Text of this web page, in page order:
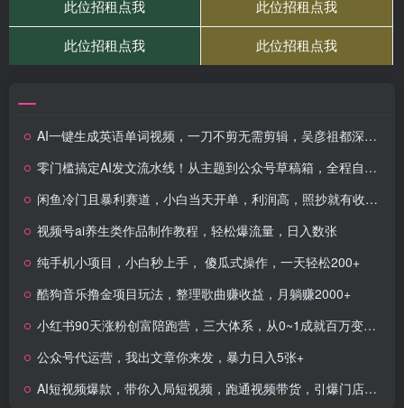
AI一键生成英语单词视频，一刀不剪无需剪辑，吴彦祖都深耕英语赛道了！无需英语基础，全程AI帮你搞定
零门槛搞定AI发文流水线！从主题到公众号草稿箱，全程自动化（详细步骤）
闲鱼冷门且暴利赛道，小白当天开单，利润高，照抄就有收益，日入1k+
视频号ai养生类作品制作教程，轻松爆流量，日入数张
纯手机小项目，小白秒上手， 傻瓜式操作，一天轻松200+
酷狗音乐撸金项目玩法，整理歌曲赚收益，月躺赚2000+
小红书90天涨粉创富陪跑营，​三大体系，从0~1成就百万变现，做小红书的最后一站
公众号代运营，我出文章你来发，暴力日入5张+
AI短视频爆款，带你入局短视频，跑通视频带货，引爆门店获客